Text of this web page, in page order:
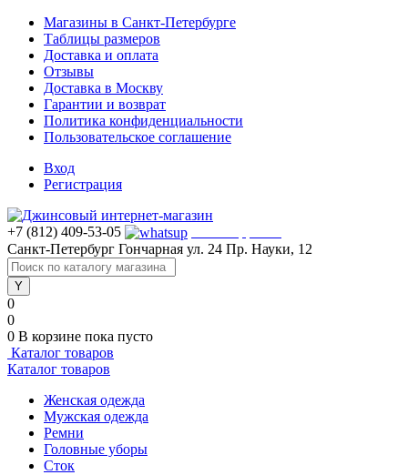
Магазины в Санкт-Петербурге
Таблицы размеров
Доставка и оплата
Отзывы
Доставка в Москву
Гарантии и возврат
Политика конфиденциальности
Пользовательское соглашение
Вход
Регистрация
+7 (812) 409-53-05
Санкт-Петербург Гончарная ул. 24 Пр. Науки, 12
0
0
0 В корзине пока пусто
Каталог товаров
Каталог товаров
Женская одежда
Мужская одежда
Ремни
Головные уборы
Сток